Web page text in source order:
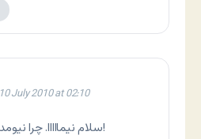
10 July 2010 at 02:10
سلام نیمااااا. چرا نیومدی سایتم؟!